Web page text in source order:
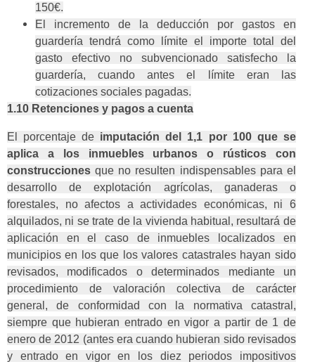
150€.
El incremento de la deducción por gastos en
guardería tendrá como límite el importe total del
gasto efectivo no subvencionado satisfecho la
guardería, cuando antes el límite eran las
cotizaciones sociales pagadas.
1.10 Retenciones y pagos a cuenta
El porcentaje de imputación del 1,1 por 100 que se
aplica a los inmuebles urbanos o rústicos con
construccionesque no resulten indispensables para el
desarrollo de explotación agrícolas, ganaderas o
forestales, no afectos a actividades económicas, ni 6
alquilados, ni se trate de la vivienda habitual, resultará de
aplicación en el caso de inmuebles localizados en
municipios en los que los valores catastrales hayan sido
revisados, modificados o determinados mediante un
procedimiento de valoración colectiva de carácter
general, de conformidad con la normativa catastral,
siempre que hubieran entrado en vigor a partir de 1 de
enero de 2012 (antes era cuando hubieran sido revisados
y entrado en vigor en los diez periodos impositivos